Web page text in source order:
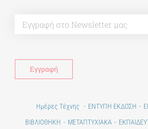
Ημέρες Τέχνης ΕΝΤΥΠΗ ΕΚΔΟΣΗ
ΒΙΒΛΙΟΘΗΚΗ
ΜΕΤΑΠΤΥΧΙΑΚΑ